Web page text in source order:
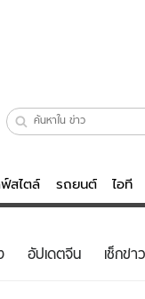
สไตล์ รถยนต์ ไอที
ไลฟ์สไตล์
อัปเดตจีน เช็กข่า